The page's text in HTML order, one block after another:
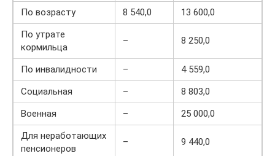
По возрасту
8 540,0
13 600,0
По утрате
кормильца
– 8 250,0
По инвалидности –
4 559,0
Социальная
–
8 803,0
Военная
–
25 000,0
Для неработающих
пенсионеров
– 9 440,0